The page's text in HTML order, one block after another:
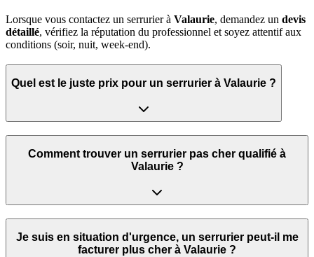
Lorsque vous contactez un serrurier à Valaurie, demandez un devis
détaillé, vérifiez la réputation du professionnel et soyez attentif aux
conditions (soir, nuit, week‑end).
Quel est le juste prix pour un serrurier à Valaurie ?
Comment trouver un serrurier pas cher qualifié à
Valaurie ?
Je suis en situation d'urgence, un serrurier peut‑il me
facturer plus cher à Valaurie ?